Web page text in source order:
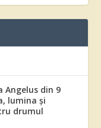
Angelus din 9
lumina și
drumul